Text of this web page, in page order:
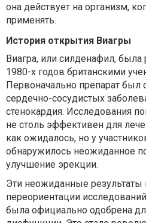
она действует на организм,
применять.
История открытия Виагры
Виагра, или силденафил, была
1980-х годов британскими
Первоначально препарат был
сердечно-сосудистых
стенокардия. Исследования
не столь эффективен для
как ожидалось, но у
обнаружилось неожиданное
улучшение эрекции.
Эти неожиданные результаты
переориентации
была официально одобрена